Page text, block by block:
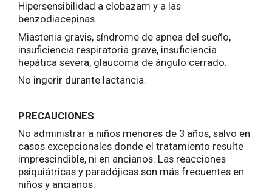
Hipersensibilidad a clobazam y a las
benzodiacepinas.
Miastenia gravis, síndrome de apnea del sueño,
insuficiencia respiratoria grave, insuficiencia
hepática severa, glaucoma de ángulo cerrado.
No ingerir durante lactancia.
PRECAUCIONES
No administrar a niños menores de 3 años, salvo en
casos excepcionales donde el tratamiento resulte
imprescindible, ni en ancianos. Las reacciones
psiquiátricas y paradójicas son más frecuentes en
niños y ancianos.